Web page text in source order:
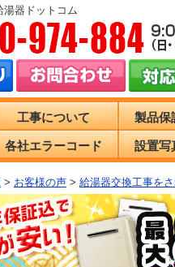
湯器ドットコム
工事について 製品保
各社エラーコード 設置写
> お客様の声 > 給湯器交換工事を